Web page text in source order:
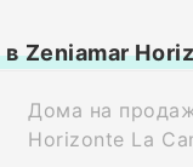
Zeniamar
Дома на
Horizonte La